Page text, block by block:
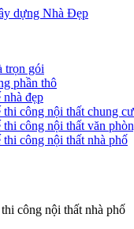
trọn gói
phần thô
đẹp
thi công nội thất chung cư
thi công nội thất văn
thi công nội thất nhà phố
công nội thất nhà phố